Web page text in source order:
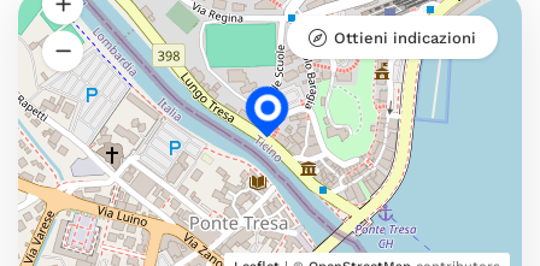
Ottieni indicazioni